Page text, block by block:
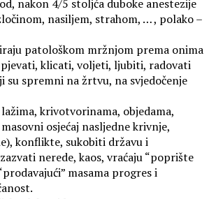
nakon 4/5 stoljća duboke anestezije
nasiljem, strahom, … , polako –
patološkom mržnjom prema onima
pjevati, klicati, voljeti, ljubiti, radovati
su spremni na žrtvu, na svjedočenje
krivotvorinama, objedama,
osjećaj nasljedne krivnje,
konflikte, sukobiti državu i
nerede, kaos, vraćaju “poprište
masama progres i